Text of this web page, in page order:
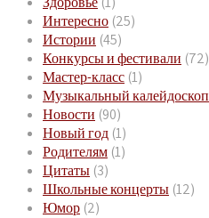
Интересно (25)
Истории (45)
Конкурсы и фестивали (72)
Мастер-класс (1)
Музыкальный калейдоскоп
Новости (90)
Новый год (1)
Родителям (1)
Цитаты (3)
Школьные концерты (12)
Юмор (2)